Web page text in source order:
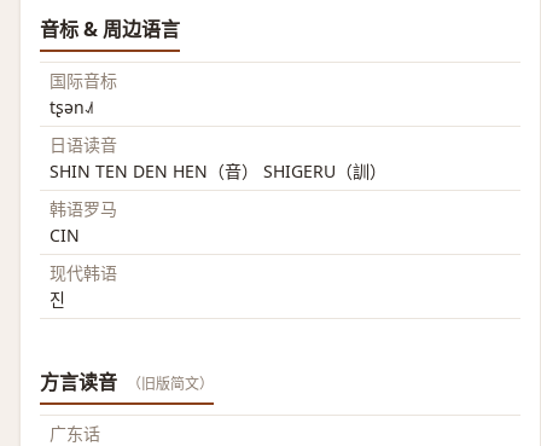
音标 & 周边语言
国际音标
tʂən˨˩˦
日语读音
SHIN TEN DEN HEN（音） SHIGERU（訓）
韩语罗马
CIN
现代韩语
진
方言读音 （旧版简文）
广东话